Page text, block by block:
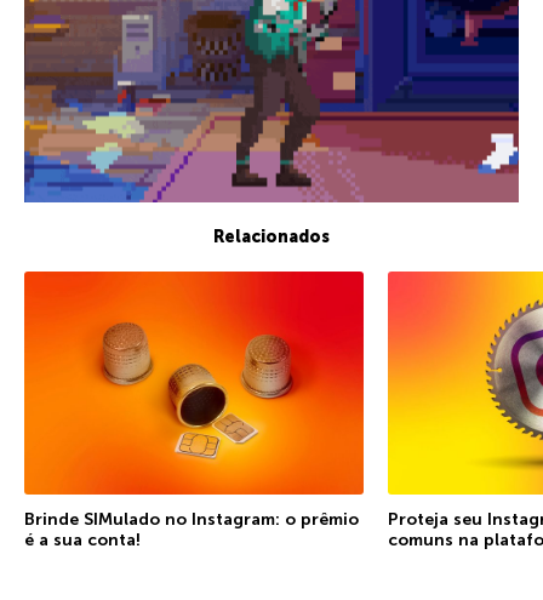
Relacionados
Brinde SIMulado no Instagram: o prêmio
é a sua conta!
Proteja seu
comuns na